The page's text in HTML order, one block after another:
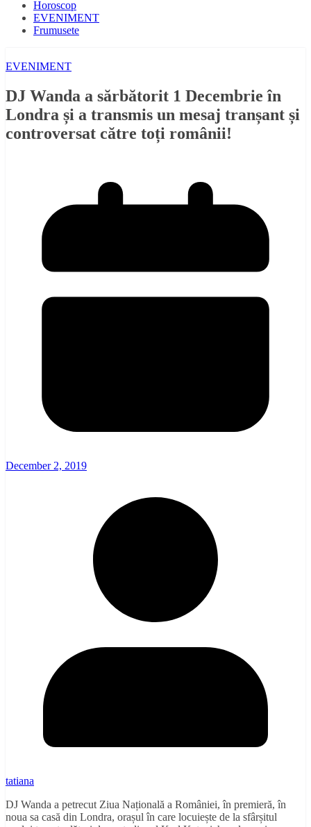
Horoscop
EVENIMENT
Frumusete
EVENIMENT
DJ Wanda a sărbătorit 1 Decembrie în
Londra și a transmis un mesaj tranșant și
controversat către toți românii!
December 2, 2019
tatiana
DJ Wanda a petrecut Ziua Națională a României, în premieră, în
noua sa casă din Londra, orașul în care locuiește de la sfârșitul